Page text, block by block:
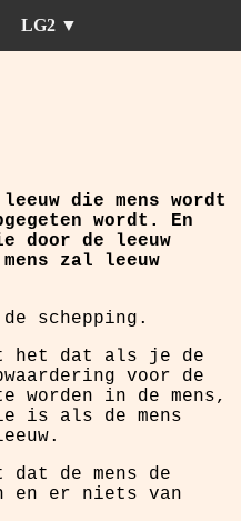
LG2 ▼
die mens wordt
wordt. En
door de leeuw
zal leeuw
schepping.
het dat als je de
voor de
worden in de mens,
is als de mens
de mens de
en er niets van